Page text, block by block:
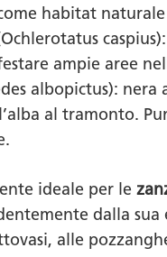
habitat
ampie aree
albopictus):
al tramonto.
ideale per le
dalla
alle